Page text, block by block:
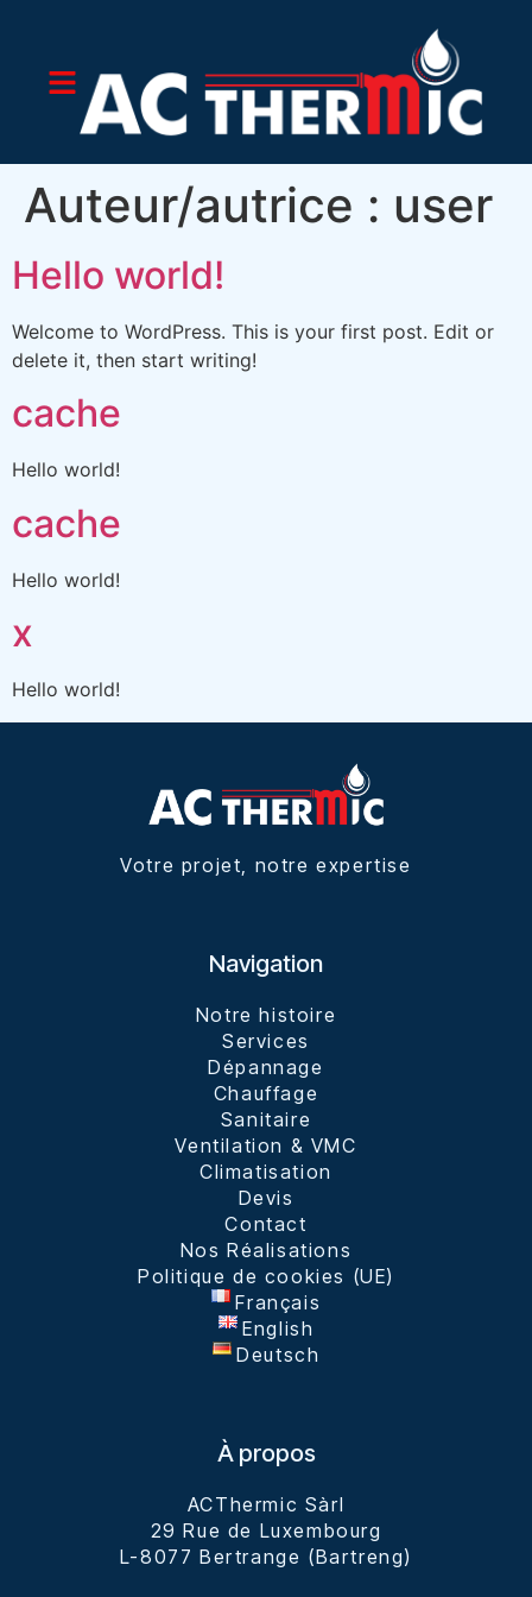
Auteur/autrice : user
Hello world!
Welcome to WordPress. This is your first post. Edit or
delete it, then start writing!
cache
Hello world!
cache
Hello world!
x
Hello world!
Votre projet, notre expertise
Navigation
Notre histoire
Services
Dépannage
Chauffage
Sanitaire
Ventilation & VMC
Climatisation
Devis
Contact
Nos Réalisations
Politique de cookies (UE)
Français
English
Deutsch
À propos
ACThermic Sàrl
29 Rue de Luxembourg
L-8077 Bertrange (Bartreng)